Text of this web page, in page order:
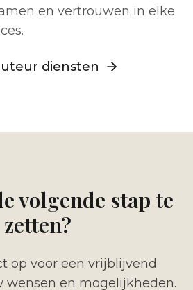
en vertrouwen in elke
diensten
volgende stap te
zetten?
op voor een vrijblijvend
wensen en mogelijkheden.